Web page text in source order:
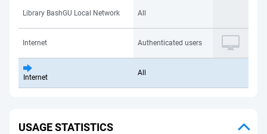
Library BashGU Local Network All
Internet Authenticated users
Internet
All
USAGE STATISTICS